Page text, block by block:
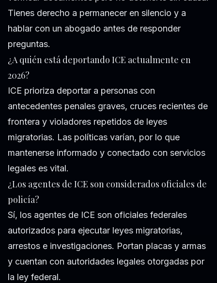
Tienes derecho a permanecer en silencio y a
hablar con un abogado antes de responder
preguntas.
¿A quién está deportando ICE actualmente en
2026?
ICE prioriza deportar a personas con
antecedentes penales graves, cruces recientes de
frontera y violadores repetidos de leyes
migratorias. Las políticas varían, por lo que
mantenerse informado y conectado con servicios
legales es vital.
¿Los agentes de ICE son considerados oficiales de
policía?
Sí, los agentes de ICE son oficiales federales
autorizados para ejecutar leyes migratorias,
arrestos e investigaciones. Portan placas y armas
y cuentan con autoridades legales otorgadas por
la ley federal.